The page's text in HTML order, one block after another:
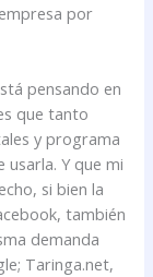
por
pensando en
que tanto
y programa
Y que mi
si bien la
también
demanda
Taringa.net,